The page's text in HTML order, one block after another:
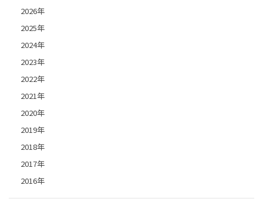
2026年
2025年
2024年
2023年
2022年
2021年
2020年
2019年
2018年
2017年
2016年